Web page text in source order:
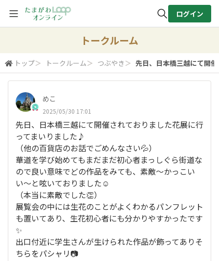
検索
ログイン
トークルーム
トップ＞ トークルーム＞ つぶやき ＞ 先日、日本橋三越にて開
めこ
2025/05/30 17:01
先日、日本橋三越にて開催されておりました花展に行
ってまいりました♪
（他の百貨店のお話でごめんなさい💦）
華道を学び始めてもまだまだ初心者まっしぐら街道な
ので良い意味でどの作品をみても、素敵〜かっこい
い〜と呟いておりました☺️
（本当に素敵でした👏）
展覧会の中には生花のことがよくわかるパンフレット
も置いてあり、生花初心者にも分かりやすかったです
✨
出口付近に学生さんが生けられた作品が飾ってありそ
ちらをパシャリ📷